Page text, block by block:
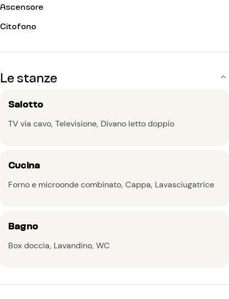
Ascensore
Citofono
Le stanze
Salotto
TV via cavo Televisione Divano letto doppio
Cucina
Forno e microonde combinato Cappa Lavasciugatrice
Bagno
Box doccia Lavandino WC